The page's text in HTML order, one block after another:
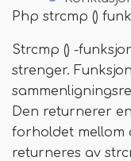
Php strcmp ()
Strcmp () -
strenger.
Den returnerer
forholdet mellom
returneres av